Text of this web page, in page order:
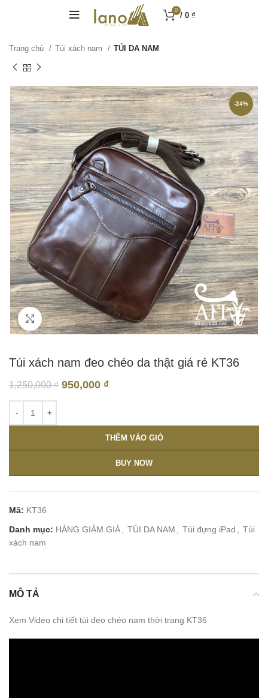
0
/ 0 ₫
Trang chủ Túi xách nam TÚI DA NAM
-24%
Click to enlarge
Túi xách nam đeo chéo da thật giá rẻ KT36
1,250,000₫ 950,000 ₫
THÊM VÀO GIỎ
BUY NOW
Mã: KT36
Danh mục: HÀNG GIẢM GIÁ TÚI DA NAM Túi đựng iPad
Túi
xách nam
MÔ TẢ
Xem Video chi tiết túi đeo chéo nam thời trang KT36